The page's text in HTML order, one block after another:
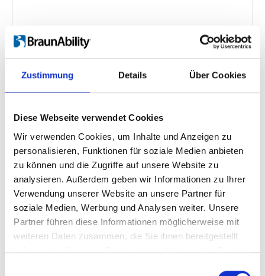
Zustimmung Details Über Cookies
Diese Webseite verwendet Cookies
Wir verwenden Cookies, um Inhalte und Anzeigen zu
personalisieren, Funktionen für soziale Medien anbieten
zu können und die Zugriffe auf unsere Website zu
analysieren. Außerdem geben wir Informationen zu Ihrer
Verwendung unserer Website an unsere Partner für
soziale Medien, Werbung und Analysen weiter. Unsere
Partner führen diese Informationen möglicherweise mit
weiteren Daten zusammen, die Sie ihnen bereitgestellt
haben oder die sie im Rahmen Ihrer Nutzung der Dienste
FEAL Portable Ramps
Videosprache:
telescopic ramp, Telescopic ramp, Product video
Zurück 1 Weiter
Suchen Sie etwas Bestimmtes?
Wenn Sie nach einem Video zu einem bestimmten Produkt
Menü auf der linken Seite auswählen. Bitte beachten Sie, dass es